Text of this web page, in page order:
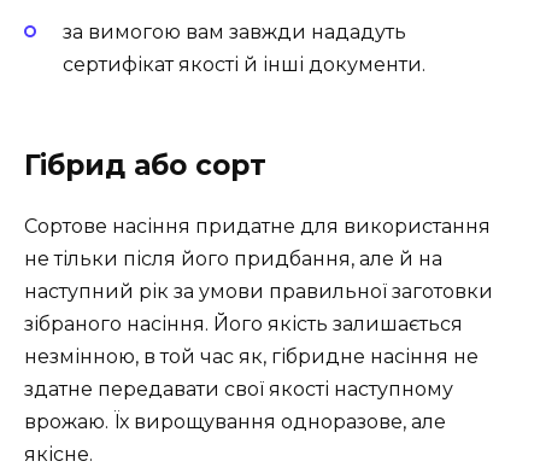
за вимогою вам завжди нададуть
сертифікат якості й інші документи.
Гібрид або сорт
Сортове насіння придатне для використання
не тільки після його придбання, але й на
наступний рік за умови правильної заготовки
зібраного насіння. Його якість залишається
незмінною, в той час як, гібридне насіння не
здатне передавати свої якості наступному
врожаю. Їх вирощування одноразове, але
якісне.